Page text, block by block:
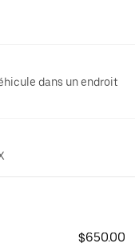
dans un endroit
$650.00